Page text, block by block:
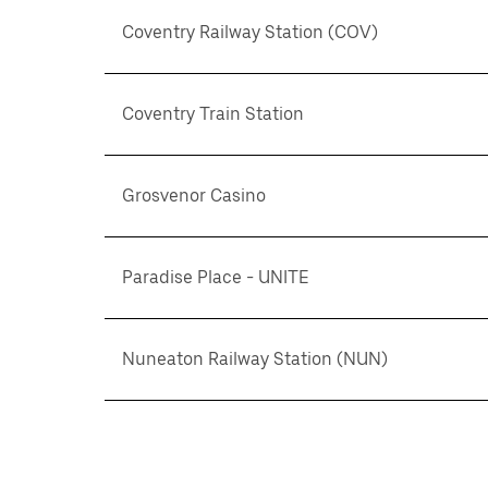
Coventry Railway Station (COV)
Coventry Train Station
Grosvenor Casino
Paradise Place - UNITE
Nuneaton Railway Station (NUN)